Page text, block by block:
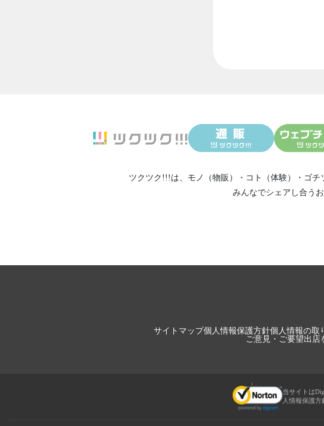
ツクツク!!!は、 モノ（物販） ・ コト（体験） ・ ゴチ
みんなでシェアし合う
サイトマップ個人情報保護方針個人情報の取
ご意見・ご要望出店
当サイトは
人情報保護方